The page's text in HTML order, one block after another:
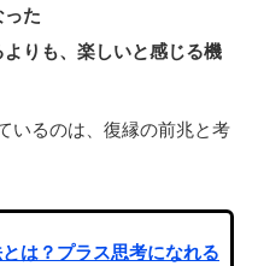
た
りも、楽しいと感じる機
いるのは、復縁の前兆と考
は？プラス思考になれる